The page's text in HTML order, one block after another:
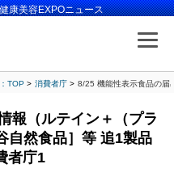
康美容EXPOニュース
TOP 消費者庁 8/25 機能性表示食品の届
報（ルテイン＋（プラ
自然食品］等 追1製品
者庁1